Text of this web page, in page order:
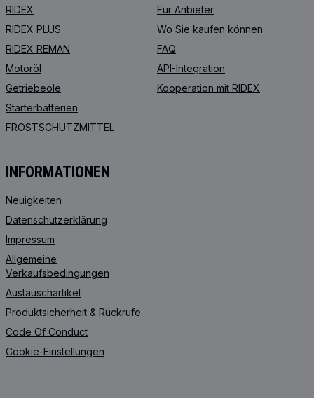
RIDEX
RIDEX PLUS
RIDEX REMAN
Motoröl
Getriebeöle
Starterbatterien
FROSTSCHUTZMITTEL
Für Anbieter
Wo Sie kaufen können
FAQ
API-Integration
Kooperation mit RIDEX
INFORMATIONEN
Neuigkeiten
Datenschutzerklärung
Impressum
Allgemeine
Verkaufsbedingungen
Austauschartikel
Produktsicherheit & Rückrufe
Code Of Conduct
Cookie-Einstellungen